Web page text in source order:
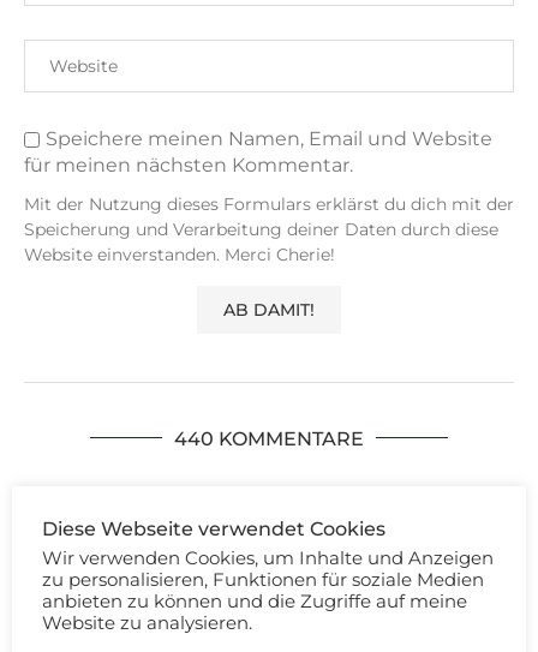
Speichere meinen Namen, Email und Website
für meinen nächsten Kommentar.
Mit der Nutzung dieses Formulars erklärst du dich mit der
Speicherung und Verarbeitung deiner Daten durch diese
Website einverstanden. Merci Cherie!
440 KOMMENTARE
23/12/2017 - 08:09
Meine schönstes Erlebnis 2017 war meine kürzlich
bestandene Prüfung in meiner Fortbildung :-) LG,
Diese Webseite verwendet Cookies
Wir verwenden Cookies, um Inhalte und Anzeigen
zu personalisieren, Funktionen für soziale Medien
anbieten zu können und die Zugriffe auf meine
Website zu analysieren.